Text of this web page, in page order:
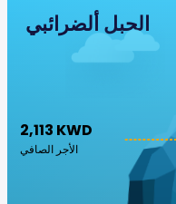
الجبل ألضرائبي
2,113 KWD
الأجر الصافي